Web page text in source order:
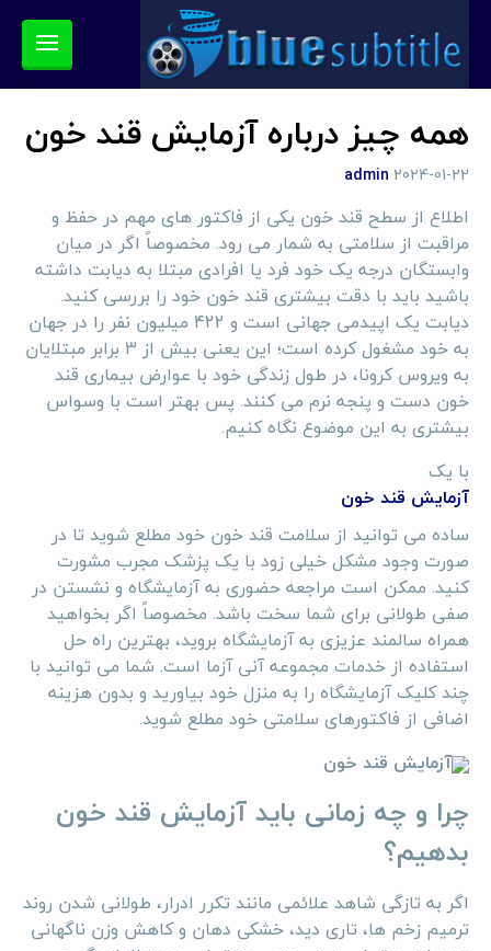
همه چیز درباره آزمایش قند خون
admin 2024-01-22
اطلاع از سطح قند خون یکی از فاکتور های مهم در حفظ و
مراقبت از سلامتی به شمار می رود. مخصوصاً اگر در میان
وابستگان درجه یک خود فرد یا افرادی مبتلا به دیابت داشته
باشید باید با دقت بیشتری قند خون خود را بررسی کنید.
دیابت یک اپیدمی جهانی است و 422 میلیون نفر را در جهان
به خود مشغول کرده است؛ این یعنی بیش از 3 برابر مبتلایان
به ویروس کرونا، در طول زندگی خود با عوارض بیماری قند
خون دست و پنجه نرم می کنند. پس بهتر است با وسواس
بیشتری به این موضوع نگاه کنیم.
با یک
آزمایش قند خون
ساده می توانید از سلامت قند خون خود مطلع شوید تا در
صورت وجود مشکل خیلی زود با یک پزشک مجرب مشورت
کنید. ممکن است مراجعه حضوری به آزمایشگاه و نشستن در
صفی طولانی برای شما سخت باشد. مخصوصاً اگر بخواهید
همراه سالمند عزیزی به آزمایشگاه بروید، بهترین راه حل
استفاده از خدمات مجموعه آنی آزما است. شما می توانید با
چند کلیک آزمایشگاه را به منزل خود بیاورید و بدون هزینه
اضافی از فاکتورهای سلامتی خود مطلع شوید.
آزمایش قند خون
چرا و چه زمانی باید آزمایش قند خون
بدهیم؟
اگر به تازگی شاهد علائمی مانند تکرر ادرار، طولانی شدن روند
ترمیم زخم ها، تاری دید، خشکی دهان و کاهش وزن ناگهانی